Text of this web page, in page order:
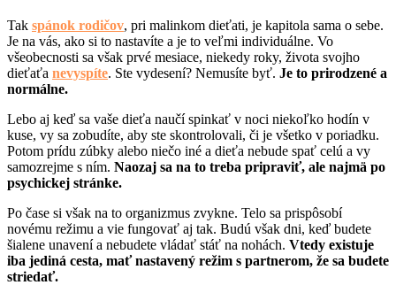
Tak spánok rodičov, pri malinkom dieťati, je kapitola sama o sebe.
Je na vás, ako si to nastavíte a je to veľmi individuálne. Vo
všeobecnosti sa však prvé mesiace, niekedy roky, života svojho
dieťaťa nevyspíte. Ste vydesení? Nemusíte byť. Je to prirodzené a
normálne.
Lebo aj keď sa vaše dieťa naučí spinkať v noci niekoľko hodín v
kuse, vy sa zobudíte, aby ste skontrolovali, či je všetko v poriadku.
Potom prídu zúbky alebo niečo iné a dieťa nebude spať celú a vy
samozrejme s ním. Naozaj sa na to treba pripraviť, ale najmä po
psychickej stránke.
Po čase si však na to organizmus zvykne. Telo sa prispôsobí
novému režimu a vie fungovať aj tak. Budú však dni, keď budete
šialene unavení a nebudete vládať stáť na nohách. Vtedy existuje
iba jediná cesta, mať nastavený režim s partnerom, že sa budete
striedať.